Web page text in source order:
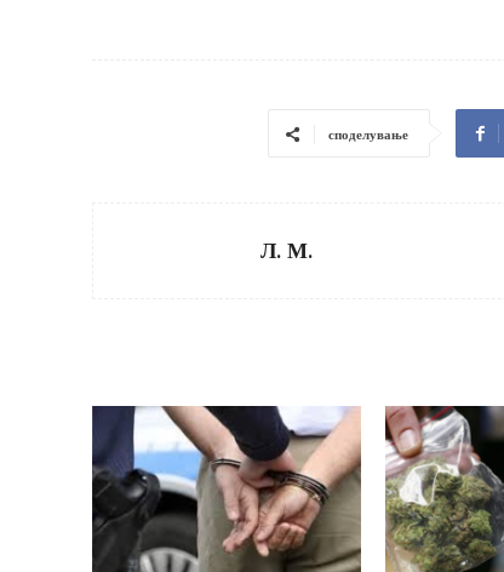
споделување
Л. М.